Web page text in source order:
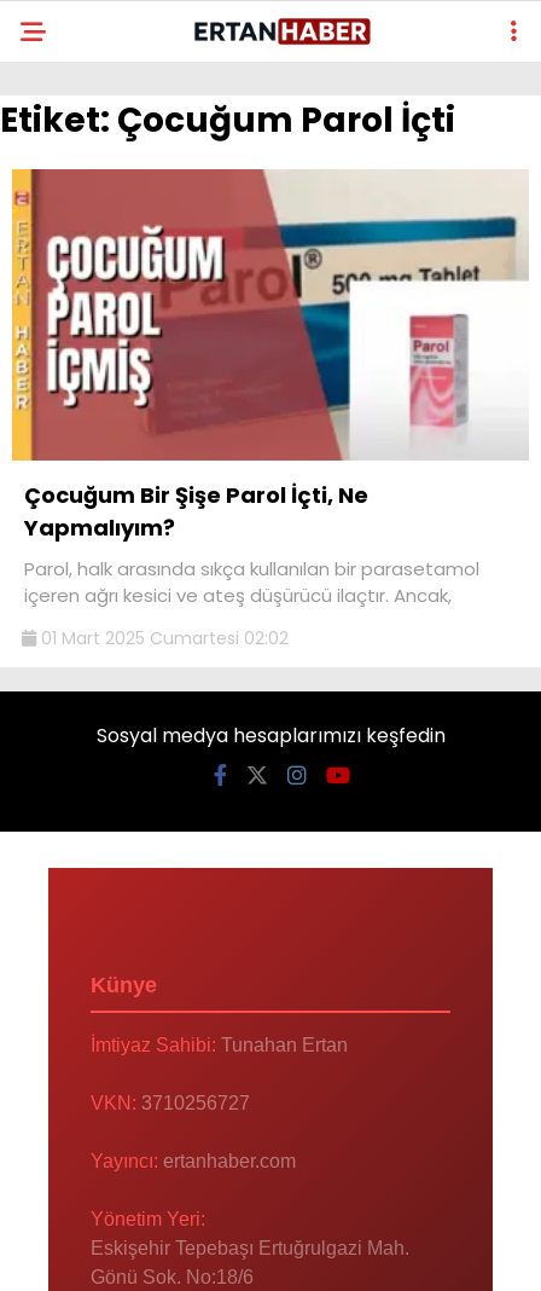
Etiket: Çocuğum Parol İçti
Çocuğum Bir Şişe Parol İçti, Ne
Yapmalıyım?
Parol, halk arasında sıkça kullanılan bir parasetamol
içeren ağrı kesici ve ateş düşürücü ilaçtır. Ancak,
01 Mart 2025 Cumartesi 02:02
Sosyal medya hesaplarımızı keşfedin
Künye
İmtiyaz Sahibi: Tunahan Ertan
VKN: 3710256727
Yayıncı: ertanhaber.com
Yönetim Yeri:
Eskişehir Tepebaşı Ertuğrulgazi Mah.
Gönü Sok. No:18/6